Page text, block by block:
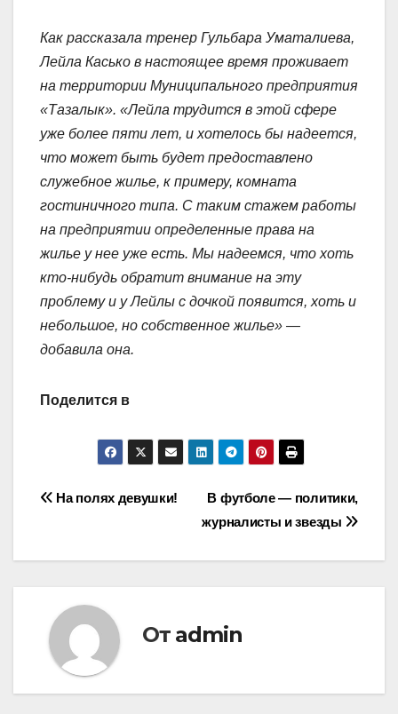
Как рассказала тренер Гульбара Уматалиева,
Лейла Касько в настоящее время проживает
на территории Муниципального предприятия
«Тазалык». «Лейла трудится в этой сфере
уже более пяти лет, и хотелось бы надеется,
что может быть будет предоставлено
служебное жилье, к примеру, комната
гостиничного типа. С таким стажем работы
на предприятии определенные права на
жилье у нее уже есть. Мы надеемся, что хоть
кто-нибудь обратит внимание на эту
проблему и у Лейлы с дочкой появится, хоть и
небольшое, но собственное жилье» —
добавила она.
Поделится в
Навигация
В футболе — политики,
журналисты и звезды
На полях девушки!
От admin